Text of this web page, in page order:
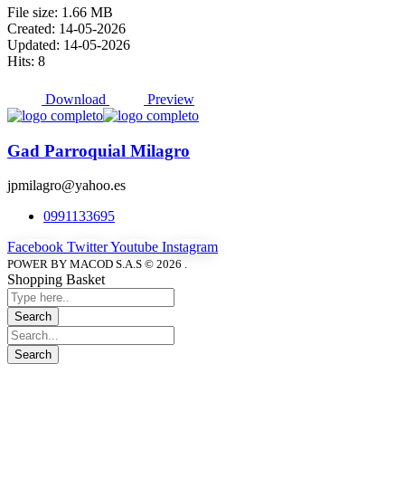
File size: 1.66 MB
Created: 14-05-2026
Updated: 14-05-2026
Hits: 8
Download Preview
Gad Parroquial Milagro
jpmilagro@yahoo.es
0991133695
Facebook TwitterYoutube Instagram
POWER BY MACOD S.A.S © 2026 .
Shopping Basket